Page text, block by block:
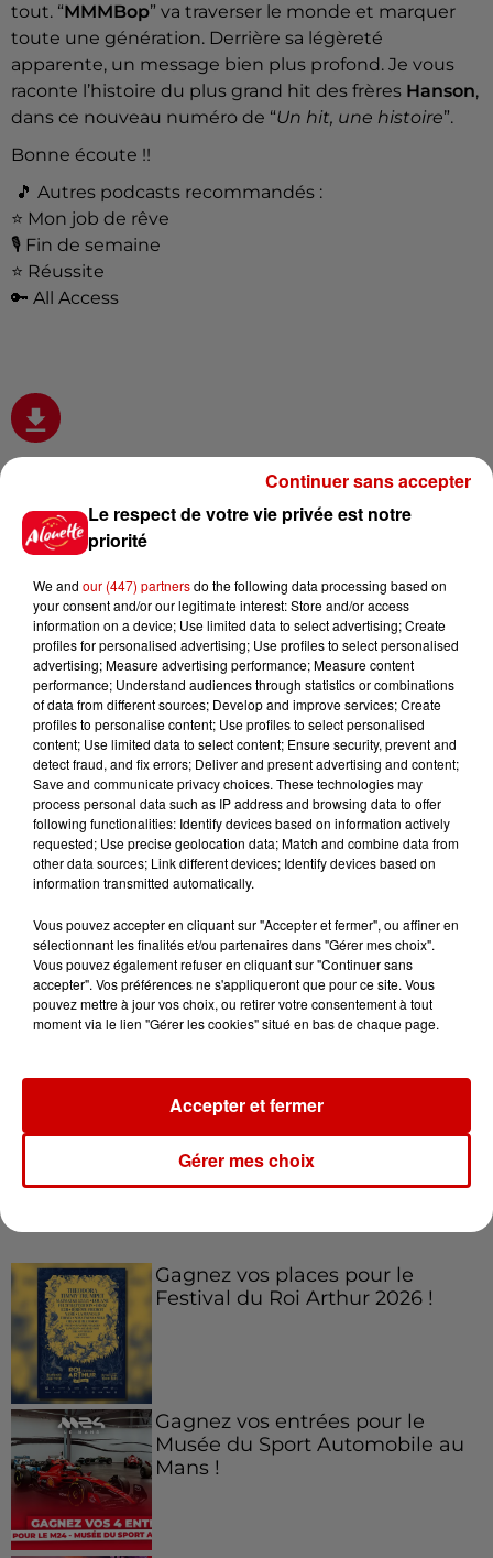
tout. “MMMBop” va traverser le monde et marquer
toute une génération. Derrière sa légèreté
apparente, un message bien plus profond. Je vous
raconte l’histoire du plus grand hit des frères Hanson,
dans ce nouveau numéro de “Un hit, une histoire”.
Bonne écoute !!
🎵 Autres podcasts recommandés :
⭐ Mon job de rêve
🎙 Fin de semaine
⭐ Réussite
🔑 All Access
Infos Voir plus
11h51
À LA UNE : affaire Manon
Relandeau, musée cambriolé et
Amel Bent en...
11h18
Disparition de Manon
Relandeau : sa mère réclame
l’intervention...
10h31
Corrèze : le Musée Jacques
Chirac cambriolé pour la
troisième fois...
10h23
Gagnez vos places pour le
Festival du Roi Arthur 2026 !
Gagnez vos entrées pour le
Musée du Sport Automobile au
Mans !
Le respect de votre vie privée est notre
priorité
We and our (447) partnersdo the following data processing based on
your consent and/or our legitimate interest: Store and/or access
information on a device; Use limited data to select advertising; Create
profiles for personalised advertising; Use profiles to select personalised
advertising; Measure advertising performance; Measure content
performance; Understand audiences through statistics or combinations
of data from different sources; Develop and improve services; Create
profiles to personalise content; Use profiles to select personalised
content; Use limited data to select content; Ensure security, prevent and
detect fraud, and fix errors; Deliver and present advertising and content;
Save and communicate privacy choices. These technologies may
process personal data such as IP address and browsing data to offer
following functionalities: Identify devices based on information actively
requested; Use precise geolocation data; Match and combine data from
other data sources; Link different devices; Identify devices based on
information transmitted automatically.
Vous pouvez accepter en cliquant sur "Accepter et fermer", ou affiner en
sélectionnant les finalités et/ou partenaires dans "Gérer mes choix".
Vous pouvez également refuser en cliquant sur "Continuer sans
accepter". Vos préférences ne s'appliqueront que pour ce site. Vous
pouvez mettre à jour vos choix, ou retirer votre consentement à tout
moment via le lien "Gérer les cookies" situé en bas de chaque page.
Gérer mes choix
Accepter et fermer
Continuer sans accepter